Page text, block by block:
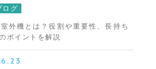
ログ
外機とは？役割や重要性、長持ち
ポイントを解説